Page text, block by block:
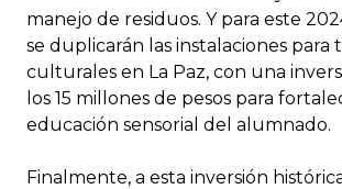
manejo de residuos. Y para este
se duplicarán las instalaciones para
culturales en La Paz, con una
los 15 millones de pesos para
educación sensorial del alumnado.
Finalmente, a esta inversión